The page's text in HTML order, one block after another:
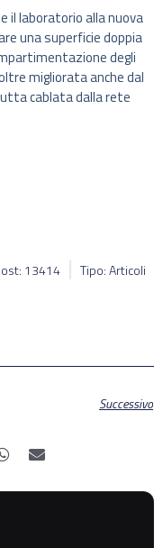
il laboratorio alla nuova
una superficie doppia
degli
migliorata anche dal
cablata dalla rete
13414 Tipo: Articoli
Successivo